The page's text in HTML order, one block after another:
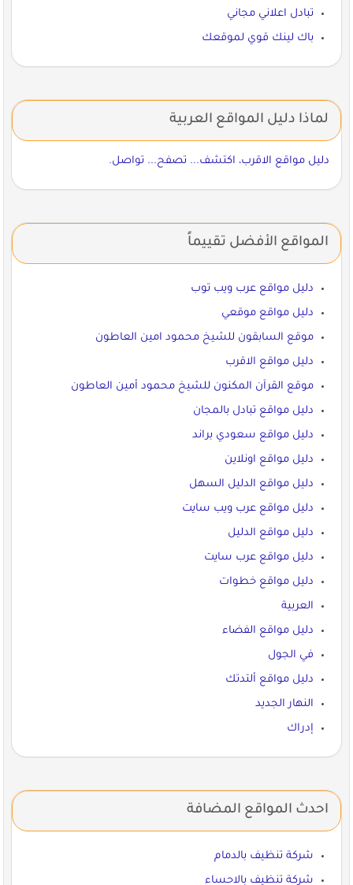
تبادل اعلاني مجاني
باك لينك قوي لموقعك
لماذا دليل المواقع العربية
دليل مواقع الاقرب، اكتشف... تصفح... تواصل.
المواقع الأفضل تقييماً
دليل مواقع عرب ويب توب
دليل مواقع موقعي
موقع السابقون للشيخ محمود امين العاطون
دليل مواقع الاقرب
موقع القرآن المكنون للشيخ محمود أمين العاطون
دليل مواقع تبادل بالمجان
دليل مواقع سعودي براند
دليل مواقع اونلاين
دليل مواقع الدليل السهل
دليل مواقع عرب ويب سايت
دليل مواقع الدليل
دليل مواقع عرب سايت
دليل مواقع خطوات
العربية
دليل مواقع الفضاء
في الجول
دليل مواقع ألتدتك
النهار الجديد
إدراك
احدث المواقع المضافة
شركة تنظيف بالدمام
شركة تنظيف بالاحساء